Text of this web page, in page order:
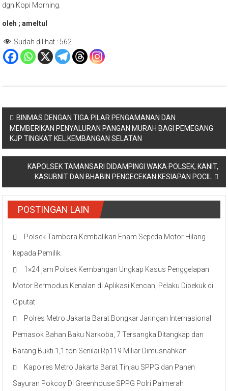
dgn Kopi Morning.
oleh ; ameltul
Sudah dilihat : 562
Navigasi
pos
BINMAS DENGAN TIGA PILAR PENGAMANAN DAN
MEMBERIKAN PENYALURAN PANGAN MURAH BAGI PEMEGANG
KJP TINGKAT KEL.KEMBANGAN SELATAN
KAPOLSEK TAMANSARI DIDAMPINGI WAKA POLSEK, KANIT,
KASUBNIT DAN BHABIN PENGECEKAN KESIAPAN POCIL
POSTINGAN LAIN
Polsek Tambora Kembalikan Enam Sepeda Motor Hilang
kepada Pemilik
1×24 jam Polsek Kembangan Ungkap Kasus Penggelapan
Motor Bermodus Kenalan di Aplikasi Kencan, Pelaku Dibekuk di
Ciputat
Polres Metro Jakarta Barat Bongkar Jaringan Internasional
Pemasok Bahan Baku Narkoba, 7 Tersangka Ditangkap dan
Barang Bukti 1,1 ton Senilai Rp119 Miliar Dimusnahkan
Kapolres Metro Jakarta Barat Tinjau SPPG dan Panen
Sayuran Pokcoy Di Greenhouse SPPG Polri Palmerah